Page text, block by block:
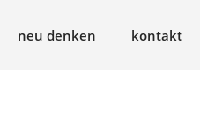
neu denken kontakt